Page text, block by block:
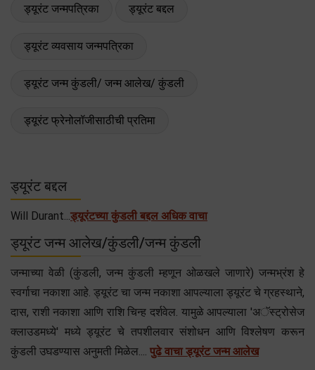
ड्यूरंट जन्मपत्रिका ड्यूरंट बद्दल
ड्यूरंट व्यवसाय जन्मपत्रिका
ड्यूरंट जन्म कुंडली/ जन्म आलेख/ कुंडली
ड्यूरंट फ्रेनोलॉजीसाठीची प्रतिमा
ड्यूरंट बद्दल
Will Durant...ड्यूरंटच्या कुंडली बद्दल अधिक वाचा
ड्यूरंट जन्म आलेख/कुंडली/जन्म कुंडली
जन्माच्या वेळी (कुंडली, जन्म कुंडली म्हणून ओळखले जाणारे) जन्मभ्रंश हे
स्वर्गाचा नकाशा आहे. ड्यूरंट चा जन्म नकाशा आपल्याला ड्यूरंट चे ग्रहस्थाने,
दास, राशी नकाशा आणि राशि चिन्ह दर्शवेल. यामुळे आपल्याला 'अॅस्ट्रोसेज
क्लाउडमध्ये' मध्ये ड्यूरंट चे तपशीलवार संशोधन आणि विश्लेषण करून
कुंडली उघडण्यास अनुमती मिळेल.... पुढे वाचा ड्यूरंट जन्म आलेख